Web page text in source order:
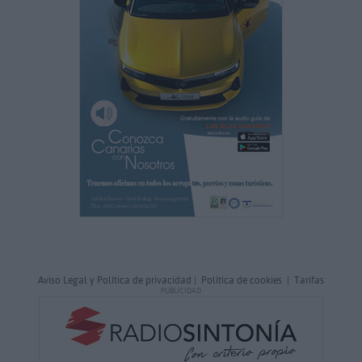
Aviso Legal y Política de privacidad | Política de cookies | Tarifas
PUBLICIDAD